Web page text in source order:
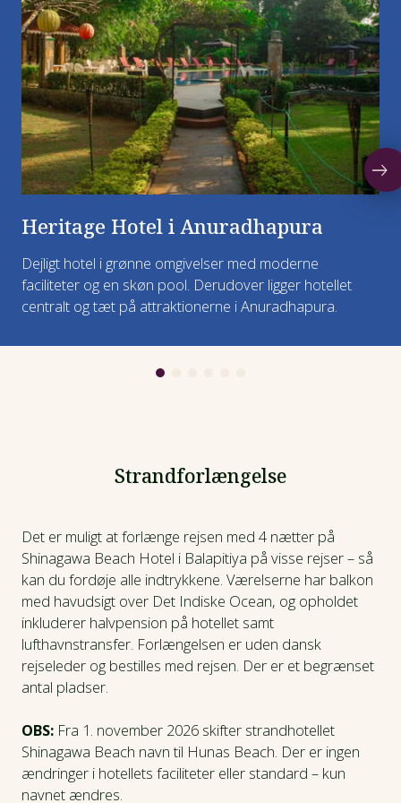
Overnatning: Kataragama
NB: På afgangen i december overnattes der i
byen Waskaduwa.
Heritage Hotel i Anuradhapura
Dejligt hotel i grønne omgivelser med moderne
faciliteter og en skøn pool. Derudover ligger hotellet
centralt og tæt på attraktionerne i Anuradhapura.
Strandforlængelse
Det er muligt at forlænge rejsen med 4 nætter på
Shinagawa Beach Hotel i Balapitiya på visse rejser – så
kan du fordøje alle indtrykkene. Værelserne har balkon
med havudsigt over Det Indiske Ocean, og opholdet
inkluderer halvpension på hotellet samt
lufthavnstransfer. Forlængelsen er uden dansk
rejseleder og bestilles med rejsen. Der er et begrænset
antal pladser.
OBS: Fra 1. november 2026 skifter strandhotellet
Shinagawa Beach navn til Hunas Beach. Der er ingen
ændringer i hotellets faciliteter eller standard – kun
navnet ændres.